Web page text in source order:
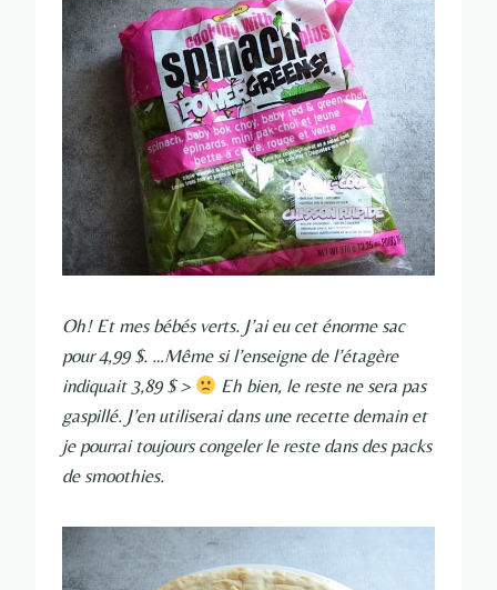
Oh! Et mes bébés verts. J’ai eu cet énorme sac
pour 4,99 $. …Même si l’enseigne de l’étagère
indiquait 3,89 $ >
Eh bien, le reste ne sera pas
gaspillé. J’en utiliserai dans une recette demain et
je pourrai toujours congeler le reste dans des packs
de smoothies.